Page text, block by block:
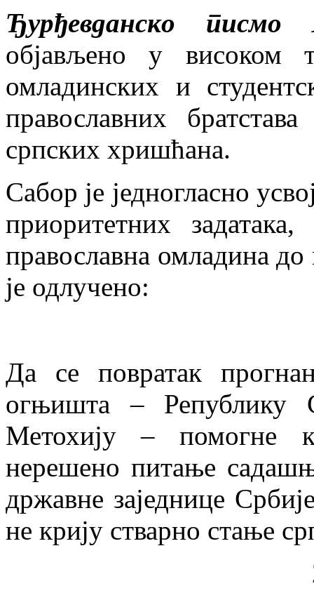
Ђурђевданско писмо
објављено у високом
омладинских и
православних
српских хришћана.
Сабор је једногласно
приоритетних
православна омладина
је одлучено:
Да се повратак
огњишта – Републику
Метохију – помогне
нерешено питање
државне заједнице
не крију стварно стање